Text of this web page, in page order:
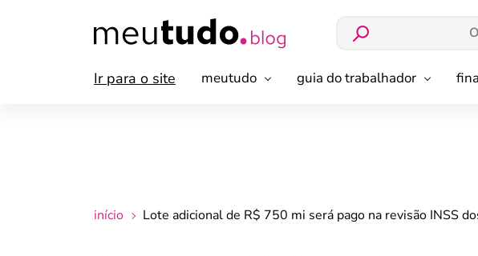
Ir para o site meutudo guia do trabalhador
início Lote adicional de R$ 750 mi será pago na revisão INSS